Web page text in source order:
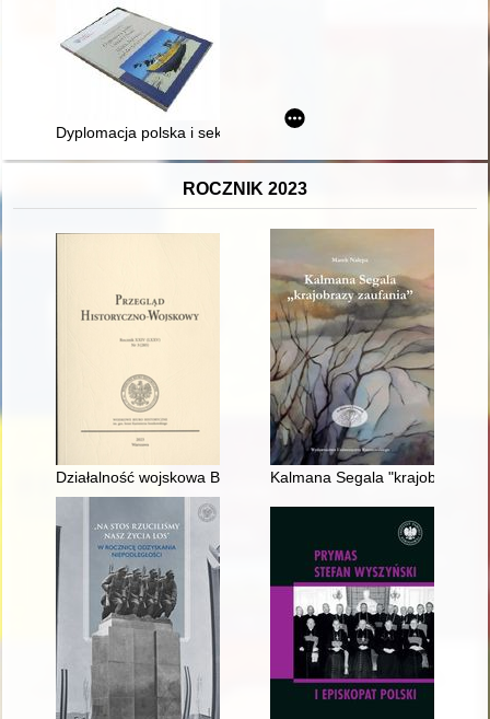
Dyplomacja polska i sektor rybacki = Polish diplomacy and
ROCZNIK 2023
Działalność wojskowa Bernarda Pretwicza jako rotmistrza
Kalmana Segala "krajobrazy